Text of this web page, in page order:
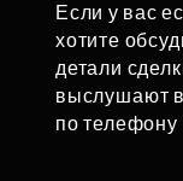
Если у вас
хотите
детали
выслушают
по